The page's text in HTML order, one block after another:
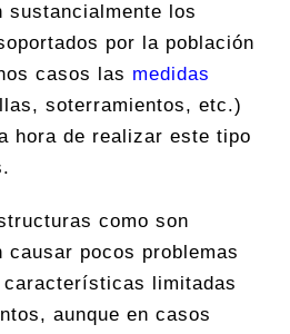
sustancialmente los
por la población
casos las medidas
soterramientos, etc.)
hora de realizar este tipo
como son
causar pocos problemas
limitadas
aunque en casos